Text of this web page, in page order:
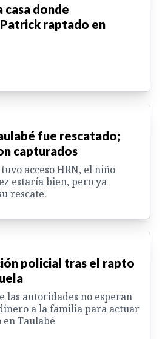
casa donde
raptado en
fue rescatado;
capturados
acceso HRN, el niño
estaría bien, pero ya
rescate.
policial tras el rapto
las autoridades no esperan
a la familia para actuar
Taulabé